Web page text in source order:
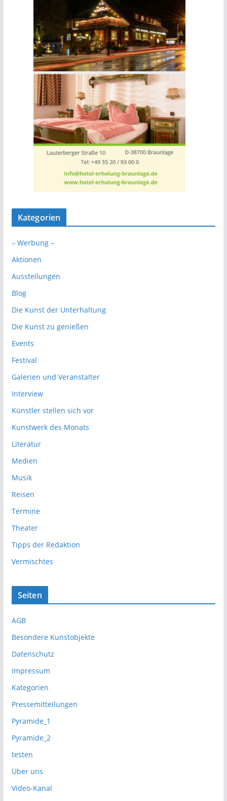
Kategorien
– Werbung –
Aktionen
Ausstellungen
Blog
Die Kunst der Unterhaltung
Die Kunst zu genießen
Events
Festival
Galerien und Veranstalter
Interview
Künstler stellen sich vor
Kunstwerk des Monats
Literatur
Medien
Musik
Reisen
Termine
Theater
Tipps der Redaktion
Vermischtes
Seiten
AGB
Besondere Kunstobjekte
Datenschutz
Impressum
Kategorien
Pressemitteilungen
Pyramide_1
Pyramide_2
testen
Über uns
Video-Kanal